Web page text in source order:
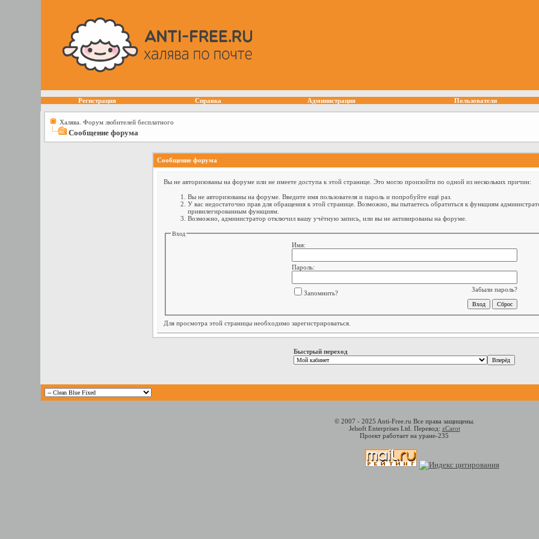
Регистрация Справка Администрация Пользователи
Халява. Форум любителей бесплатного
Сообщение форума
Сообщение форума
Вы не авторизованы на форуме или не имеете доступа к этой странице. Это могло произойти по одной из нескольких причин:
Вы не авторизованы на форуме. Введите имя пользователя и пароль и попробуйте ещё раз.
У вас недостаточно прав для обращения к этой странице. Возможно, вы пытаетесь обратиться к функциям
привилегированным функциям.
Возможно, администратор отключил вашу учётную запись, или вы не активированы на форуме.
Вход
Имя:
Пароль:
Забыли пароль?
Запомнить?
Для просмотра этой страницы необходимо зарегистрироваться.
Быстрый переход
© 2007 - 2025 Anti-Free.ru Все права защищены.
Jelsoft Enterprises Ltd. Перевод: zCarot
Проект работает на уране-235